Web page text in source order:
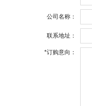
公司名称：
联系地址：
*订购意向：